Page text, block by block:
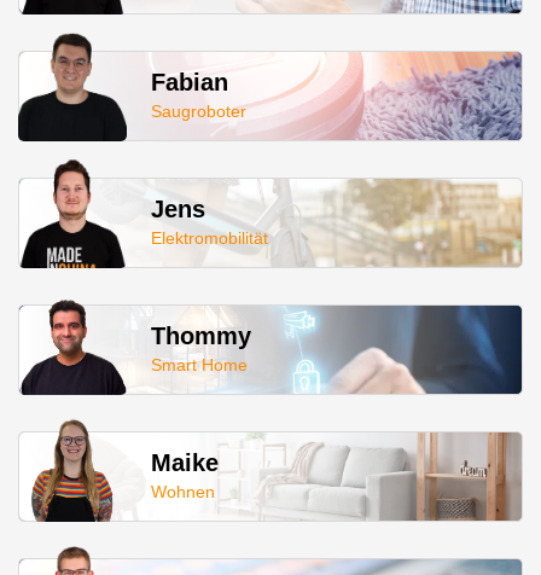
Fabian
Saugroboter
Jens
Elektromobilität
Thommy
Smart Home
Maike
Wohnen